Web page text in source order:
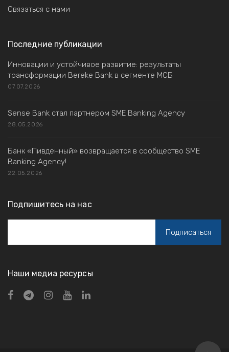
Связаться с нами
Последние публикации
Инновации и устойчивое развитие: результаты
трансформации Bereke Bank в сегменте МСБ
07.07.2026
Sense Bank стал партнером SME Banking Agency
28.05.2026
Банк «Пивденный» возвращается в сообщество SME
Banking Agency!
22.05.2026
Подпишитесь на нас
Наши медиа ресурсы